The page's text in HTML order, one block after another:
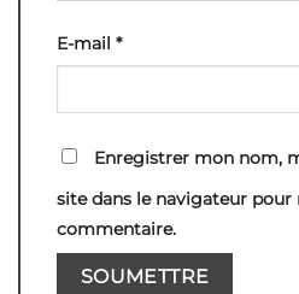
E-mail *
Enregistrer mon nom,
site dans le navigateur
commentaire.